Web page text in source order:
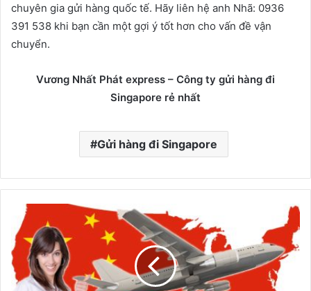
chuyên gia gửi hàng quốc tế. Hãy liên hệ anh Nhã: 0936
391 538 khi bạn cần một gợi ý tốt hơn cho vấn đề vận
chuyển.
Vương Nhất Phát express – Công ty gửi hàng đi
Singapore rẻ nhất
Gửi hàng đi Singapore